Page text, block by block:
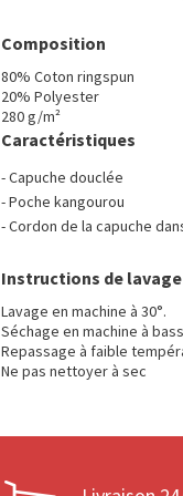
Composition
80% Coton ringspun
20% Polyester
280 g/m²
Caractéristiques
- Capuche douclée
- Poche kangourou
- Cordon de la capuche
Instructions de
Lavage en machine à 30°.
Séchage en machine à
Repassage à faible
Ne pas nettoyer à sec